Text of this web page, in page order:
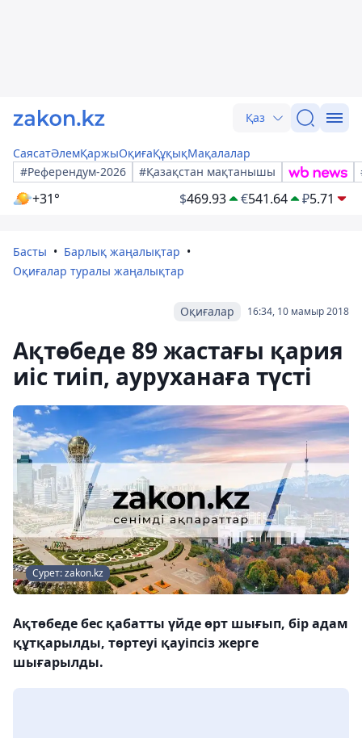
Қаз
СаясатӘлемҚаржыОқиғаҚұқықМақалалар
#Референдум-2026
#Қазақстан мақтанышы
+31° $469.93 €541.64 ₽5.71
Басты
Барлық жаңалықтар
Оқиғалар туралы жаңалықтар
16:34, 10 мамыр 2018
Оқиғалар
Ақтөбеде 89 жастағы қария
иіс тиіп, ауруханаға түсті
Сурет: zakon.kz
Ақтөбеде бес қабатты үйде өрт шығып, бір адам
құтқарылды, төртеуі қауіпсіз жерге
шығарылды.